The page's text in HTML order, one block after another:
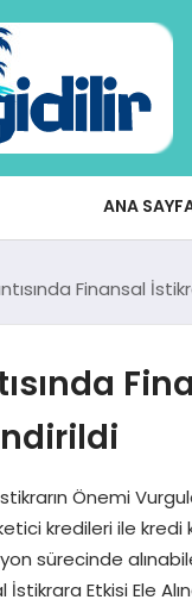
ANA
Finansal
Önemi
kredileri ile kredi
sürecinde
Etkisi Ele